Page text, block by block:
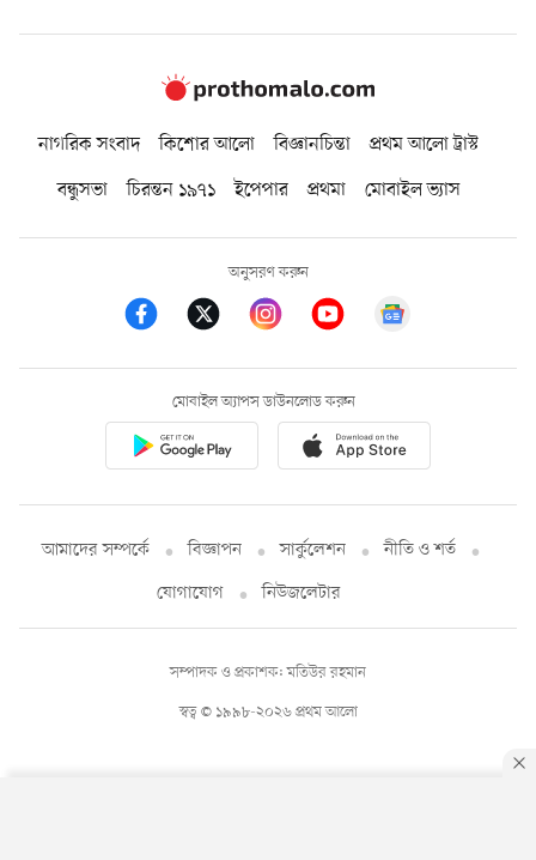
নাগরিক সংবাদ কিশোর আলো বিজ্ঞানচিন্তা
প্রথম আলো ট্রাস্ট
বন্ধুসভা
চিরন্তন ১৯৭১ ইপেপার প্রথমা মোবাইল ভ্যাস
অনুসরণ করুন
মোবাইল অ্যাপস ডাউনলোড করুন
আমাদের সম্পর্কে বিজ্ঞাপন সার্কুলেশন
নীতি ও শর্ত
যোগাযোগ
নিউজলেটার
স্বত্ব © ১৯৯৮-২০২৬ প্রথম আলো
সম্পাদক ও প্রকাশক: মতিউর রহমান